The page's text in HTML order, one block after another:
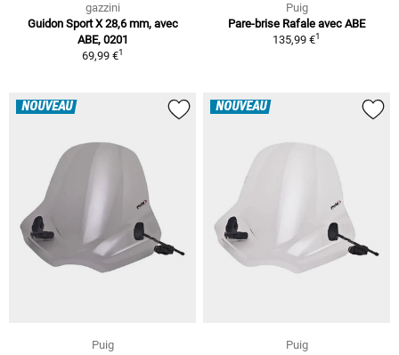
gazzini
Guidon Sport X 28,6 mm, avec
ABE, 0201
69,99 €1
Puig
Pare-brise Rafale avec ABE
135,99 €1
NOUVEAU
Puig
NOUVEAU
Puig